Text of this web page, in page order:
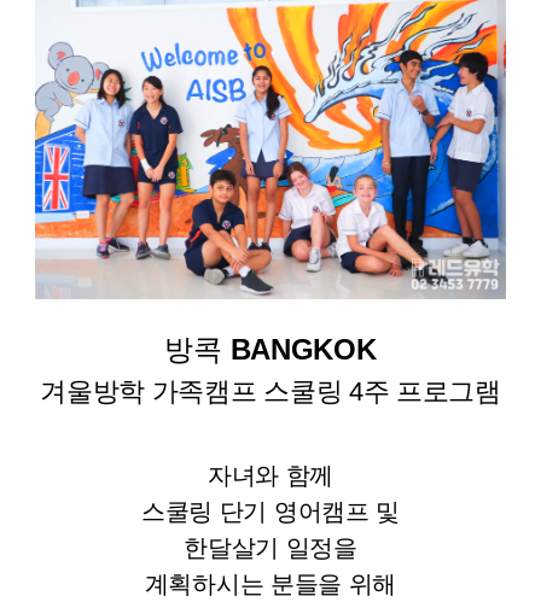
방콕 BANGKOK
겨울방학 가족캠프 스쿨링 4주 프로그램
자녀와 함께
스쿨링 단기 영어캠프 및
한달살기 일정을
계획하시는 분들을 위해